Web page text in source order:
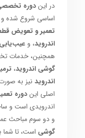
در ایندوره
اساسی شروع شده و
تعمیر و تعویض
اندروید، وعیب‌یابی
همچنین، خدمات
گوشی اندروید،
اندروید نیز به
اصلی ایندوره
اندرویدی است و
و دو سوم مباحث
گوشی است، تا